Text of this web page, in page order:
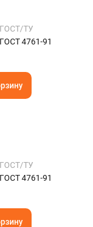
ГОСТ/ТУ
ГОСТ 4761-91
ГОСТ/ТУ
ГОСТ 4761-91